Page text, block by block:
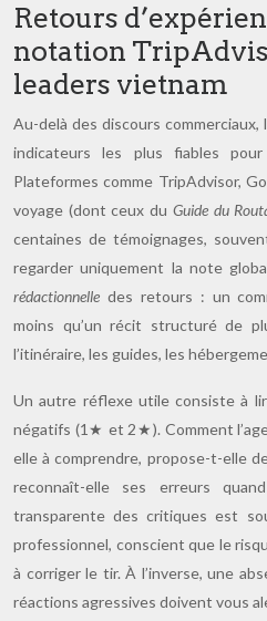
Retours
notation
leaders vietnam
Au-delà des discours
indicateurs les plus fiables
Plateformes comme TripAdvisor,
voyage (dont ceux du Guide du
centaines de témoignages,
regarder uniquement la note
rédactionnelle des retours : un
moins qu’un récit structuré de
l’itinéraire, les guides, les
Un autre réflexe utile consiste à
négatifs (1★ et 2★). Comment
elle à comprendre, propose-t-elle
reconnaît-elle ses erreurs
transparente des critiques est
professionnel, conscient que le
à corriger le tir. À l’inverse, une
réactions agressives doivent vous